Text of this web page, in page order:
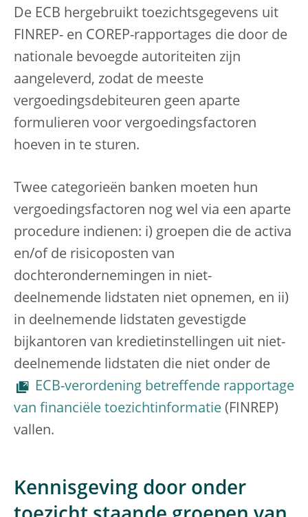
De ECB hergebruikt toezichtsgegevens uit
FINREP- en COREP-rapportages die door de
nationale bevoegde autoriteiten zijn
aangeleverd, zodat de meeste
vergoedingsdebiteuren geen aparte
formulieren voor vergoedingsfactoren
hoeven in te sturen.
Twee categorieën banken moeten hun
vergoedingsfactoren nog wel via een aparte
procedure indienen: i) groepen die de activa
en/of de risicoposten van
dochterondernemingen in niet-
deelnemende lidstaten niet opnemen, en ii)
in deelnemende lidstaten gevestigde
bijkantoren van kredietinstellingen uit niet-
deelnemende lidstaten die niet onder de
ECB-verordening betreffende rapportage
van financiële toezichtinformatie (FINREP)
vallen.
Kennisgeving door onder